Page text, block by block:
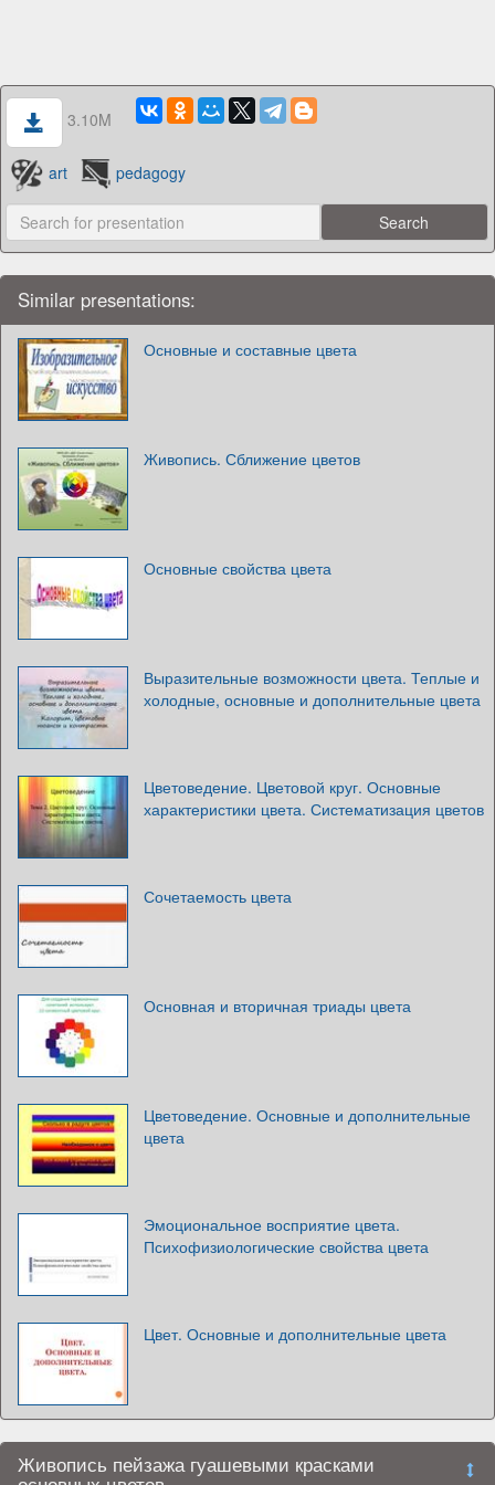
3.10M
art pedagogy
Similar presentations:
Основные и составные цвета
Живопись. Сближение цветов
Основные свойства цвета
Выразительные возможности цвета. Теплые и
холодные, основные и дополнительные цвета
Цветоведение. Цветовой круг. Основные
характеристики цвета. Систематизация цветов
Сочетаемость цвета
Основная и вторичная триады цвета
Цветоведение. Основные и дополнительные
цвета
Эмоциональное восприятие цвета.
Психофизиологические свойства цвета
Цвет. Основные и дополнительные цвета
Живопись пейзажа гуашевыми красками